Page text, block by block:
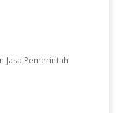
Jasa Pemerintah